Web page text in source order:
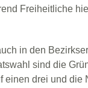
Freiheitliche
in den
sind die
einen drei und die